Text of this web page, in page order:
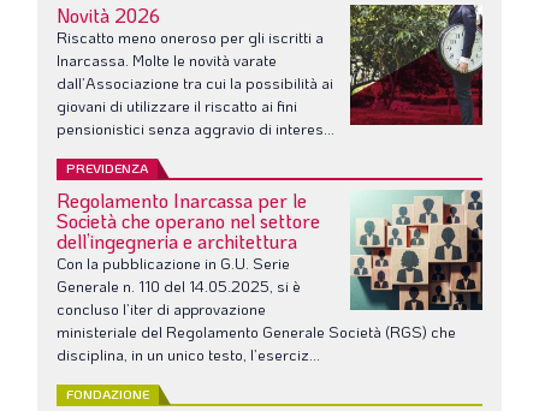
Novità 2026
Riscatto meno oneroso per gli iscritti a
Inarcassa. Molte le novità varate
dall’Associazione tra cui la possibilità ai
giovani di utilizzare il riscatto ai fini
pensionistici senza aggravio di interes...
PREVIDENZA
Regolamento Inarcassa per le
Società che operano nel settore
dell’ingegneria e architettura
Con la pubblicazione in G.U. Serie
Generale n. 110 del 14.05.2025, si è
concluso l’iter di approvazione
ministeriale del Regolamento Generale Società (RGS) che
disciplina, in un unico testo, l’eserciz...
FONDAZIONE